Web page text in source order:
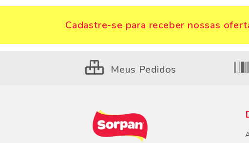
Cadastre-se para receber nossas
Meus Pedidos